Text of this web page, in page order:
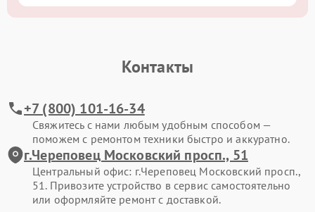
Контакты
+7 (800) 101-16-34
Свяжитесь с нами любым удобным способом —
поможем с ремонтом техники быстро и аккуратно.
г.Череповец Московский просп., 51
Центральный офис: г.Череповец Московский просп.,
51. Привозите устройство в сервис самостоятельно
или оформляйте ремонт с доставкой.